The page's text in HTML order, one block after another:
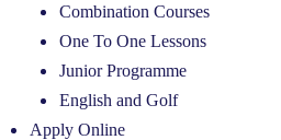
Combination Courses
One To One Lessons
Junior Programme​
English and Golf​
Apply Online